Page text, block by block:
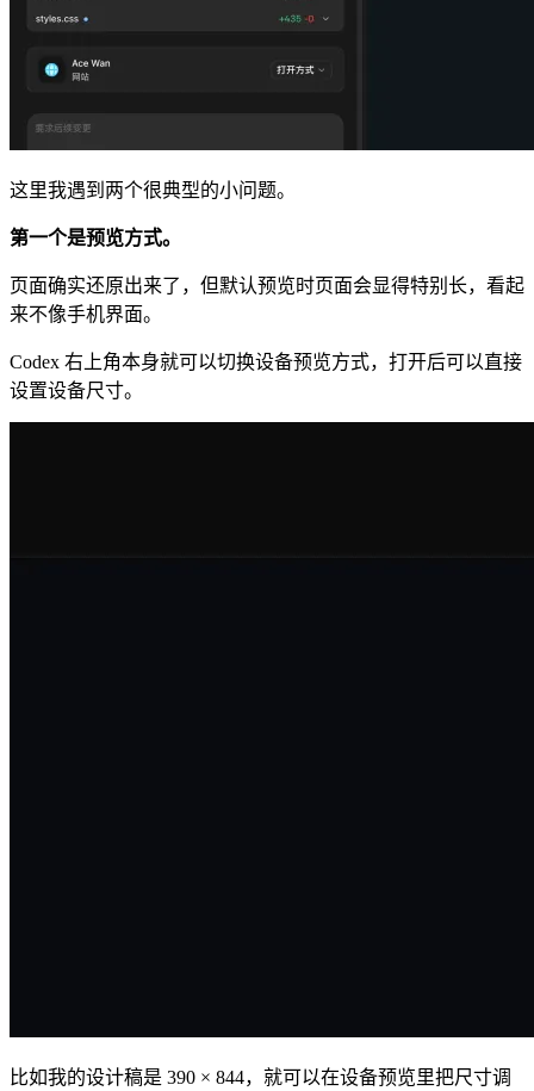
这里我遇到两个很典型的小问题。
第一个是预览方式。
页面确实还原出来了，但默认预览时页面会显得特别长，看起
来不像手机界面。
Codex 右上角本身就可以切换设备预览方式，打开后可以直接
设置设备尺寸。
比如我的设计稿是 390 × 844，就可以在设备预览里把尺寸调